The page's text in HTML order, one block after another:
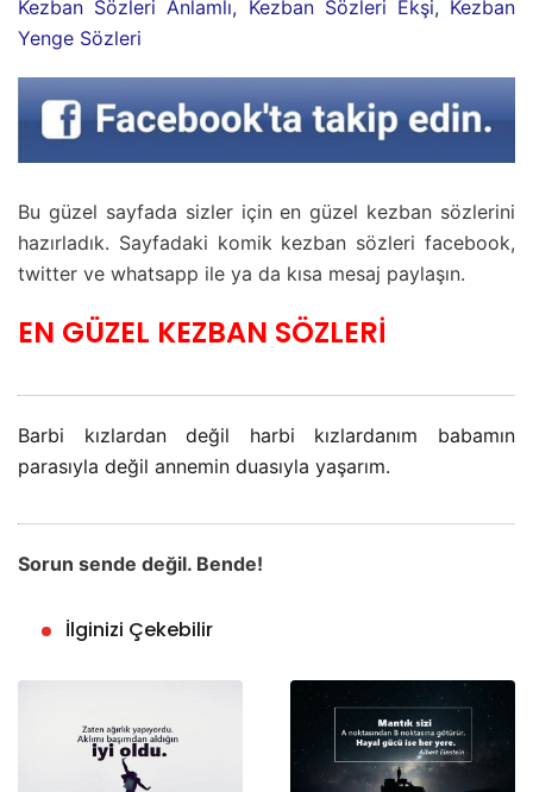
Kezban Sözleri Anlamlı, Kezban Sözleri Ekşi, Kezban
Yenge Sözleri
Bu güzel sayfada sizler için en güzel kezban sözlerini
hazırladık. Sayfadaki komik kezban sözleri facebook,
twitter ve whatsapp ile ya da kısa mesaj paylaşın.
EN GÜZEL KEZBAN SÖZLERİ
Barbi kızlardan değil harbi kızlardanım babamın
parasıyla değil annemin duasıyla yaşarım.
Sorun sende değil. Bende!
İlginizi Çekebilir